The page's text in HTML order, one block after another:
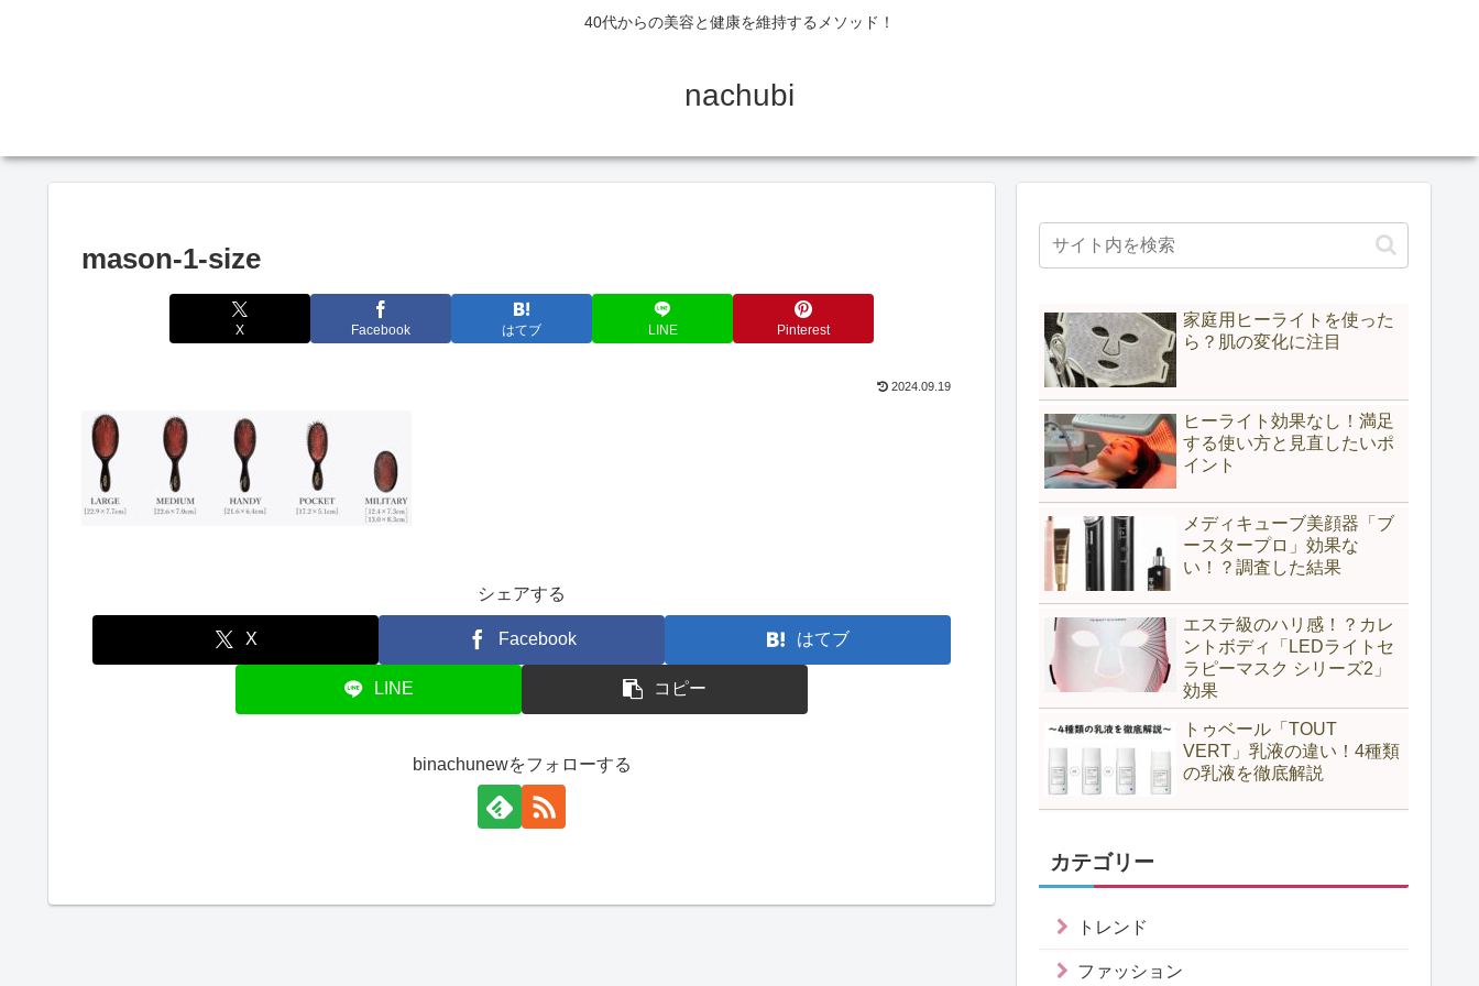
40代からの美容と健康を維持するメソッド！
nachubi
mason-1-size
X Facebook はてブ LINE Pinterest
2024.09.19
シェアする
X Facebook はてブ
LINE コピー
binachunewをフォローする
家庭用ヒーライトを使った
ら？肌の変化に注目
ヒーライト効果なし！満足
する使い方と見直したいポ
イント
メディキューブ美顔器「ブ
ースタープロ」効果な
い！？調査した結果
エステ級のハリ感！？カレ
ントボディ「LEDライトセ
ラピーマスク シリーズ2」
効果
トゥベール「TOUT
VERT」乳液の違い！4種類
の乳液を徹底解説
カテゴリー
トレンド
ファッション